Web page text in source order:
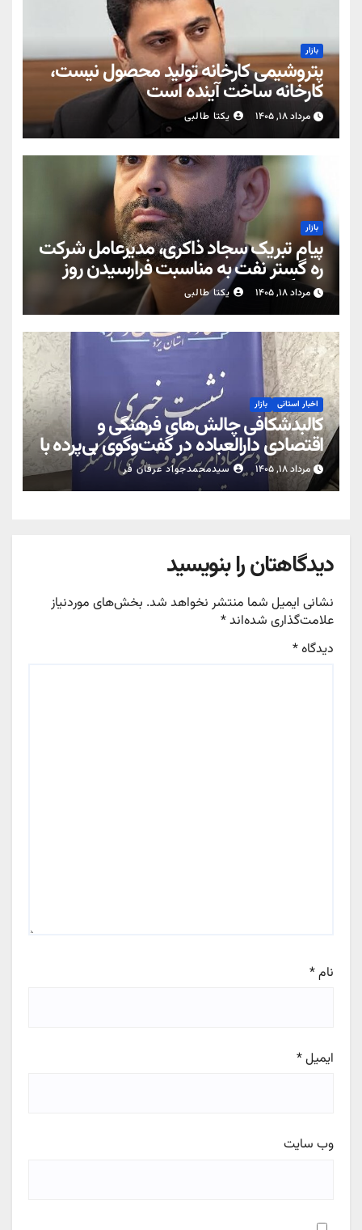
بازار
پتروشیمی کارخانه تولید محصول نیست،
کارخانه ساخت آینده است
مرداد ۱۸, ۱۴۰۵ یکتا طالبی
بازار
پیام تبریک سجاد ذاکری، مدیرعامل شرکت
ره‌ گستر نفت به مناسبت فرارسیدن روز
خبرنگار
مرداد ۱۸, ۱۴۰۵ یکتا طالبی
اخبار استانی بازار
کالبدشکافی چالش‌های فرهنگی و
اقتصادی دارالعباده در گفت‌وگوی بی‌پرده با
رسانه‌ها؛ خط‌کشی میان قانون‌گرایی و
برخورد سلیقه‌ای؛ تبیین کارکرد ستاد امر به
مرداد ۱۸, ۱۴۰۵ سیدمحمدجواد عرفان فر
دیدگاهتان را بنویسید
نشانی ایمیل شما منتشر نخواهد شد. بخش‌های موردنیاز
علامت‌گذاری شده‌اند*
دیدگاه*
نام*
ایمیل*
وب‌ سایت